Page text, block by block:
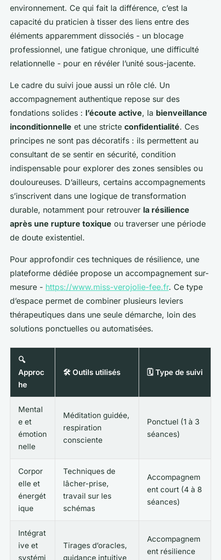
environnement. Ce qui fait la différence, c’est la
capacité du praticien à tisser des liens entre des
éléments apparemment dissociés - un blocage
professionnel, une fatigue chronique, une difficulté
relationnelle - pour en révéler l’unité sous-jacente.
Le cadre du suivi joue aussi un rôle clé. Un
accompagnement authentique repose sur des
fondations solides : l’écoute active, la bienveillance
inconditionnelle et une stricte confidentialité. Ces
principes ne sont pas décoratifs : ils permettent au
consultant de se sentir en sécurité, condition
indispensable pour explorer des zones sensibles ou
douloureuses. D’ailleurs, certains accompagnements
s’inscrivent dans une logique de transformation
durable, notamment pour retrouver la résilience
après une rupture toxique ou traverser une période
de doute existentiel.
Pour approfondir ces techniques de résilience, une
plateforme dédiée propose un accompagnement sur-
mesure - https://www.miss-verojolie-fee.fr. Ce type
d’espace permet de combiner plusieurs leviers
thérapeutiques dans une seule démarche, loin des
solutions ponctuelles ou automatisées.
🔍
Approc
he
🛠️ Outils utilisés 🗓️ Type de suivi
Mental
e et
émotion
nelle
Méditation guidée,
respiration
consciente
Ponctuel (1 à 3
séances)
Corpor
elle et
énergét
ique
Techniques de
lâcher-prise,
travail sur les
schémas
Accompagnem
ent court (4 à 8
séances)
Intégrat
ive et
systémi
Tirages d’oracles,
guidance intuitive
Accompagnem
ent résilience